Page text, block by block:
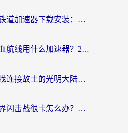
海外崩坏：星穹铁道加速器下载安装：一份给游子的终极网络指南
境外玩航海王热血航线用什么加速器？2026海外玩家实测最优方案（附欧洲问道堡垒前线加速技巧）
在异国他乡，寻找连接故土的光明大陆免费加速器
在海外玩坦克世界闪击战很卡怎么办？老玩家亲测有效的加速器选择指南